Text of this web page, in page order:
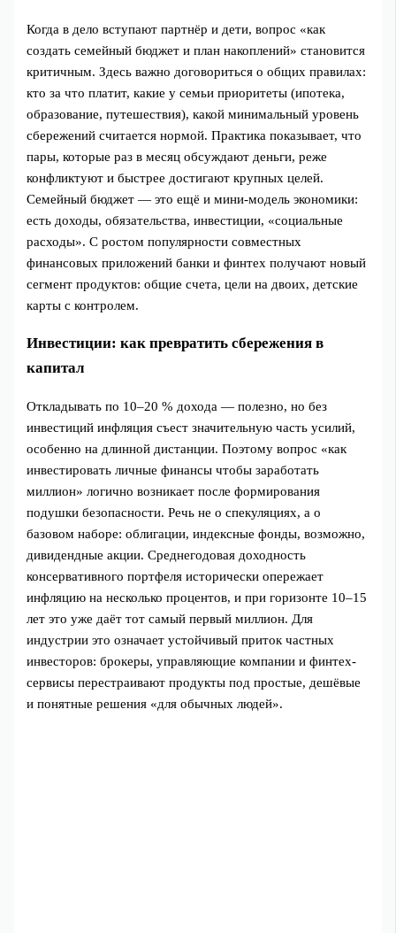
Когда в дело вступают партнёр и дети, вопрос «как
создать семейный бюджет и план накоплений» становится
критичным. Здесь важно договориться о общих правилах:
кто за что платит, какие у семьи приоритеты (ипотека,
образование, путешествия), какой минимальный уровень
сбережений считается нормой. Практика показывает, что
пары, которые раз в месяц обсуждают деньги, реже
конфликтуют и быстрее достигают крупных целей.
Семейный бюджет — это ещё и мини-модель экономики:
есть доходы, обязательства, инвестиции, «социальные
расходы». С ростом популярности совместных
финансовых приложений банки и финтех получают новый
сегмент продуктов: общие счета, цели на двоих, детские
карты с контролем.
Инвестиции: как превратить сбережения в
капитал
Откладывать по 10–20 % дохода — полезно, но без
инвестиций инфляция съест значительную часть усилий,
особенно на длинной дистанции. Поэтому вопрос «как
инвестировать личные финансы чтобы заработать
миллион» логично возникает после формирования
подушки безопасности. Речь не о спекуляциях, а о
базовом наборе: облигации, индексные фонды, возможно,
дивидендные акции. Среднегодовая доходность
консервативного портфеля исторически опережает
инфляцию на несколько процентов, и при горизонте 10–15
лет это уже даёт тот самый первый миллион. Для
индустрии это означает устойчивый приток частных
инвесторов: брокеры, управляющие компании и финтех-
сервисы перестраивают продукты под простые, дешёвые
и понятные решения «для обычных людей».